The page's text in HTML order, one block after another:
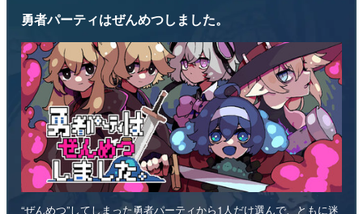
勇者パーティはぜんめつしました。
“ぜんめつ”してしまった勇者パーティから1人だけ選んで、ともに迷